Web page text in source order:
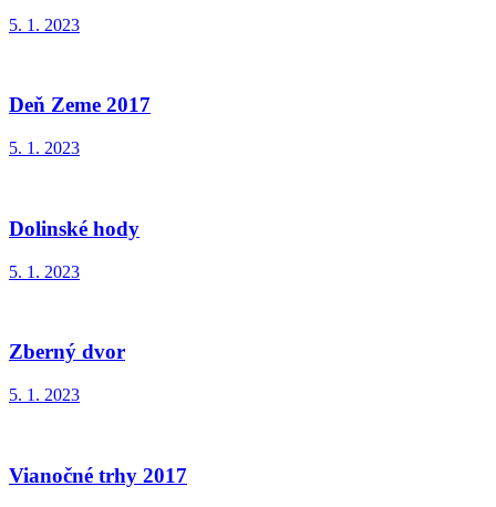
5. 1. 2023
Deň Zeme 2017
5. 1. 2023
Dolinské hody
5. 1. 2023
Zberný dvor
5. 1. 2023
Vianočné trhy 2017